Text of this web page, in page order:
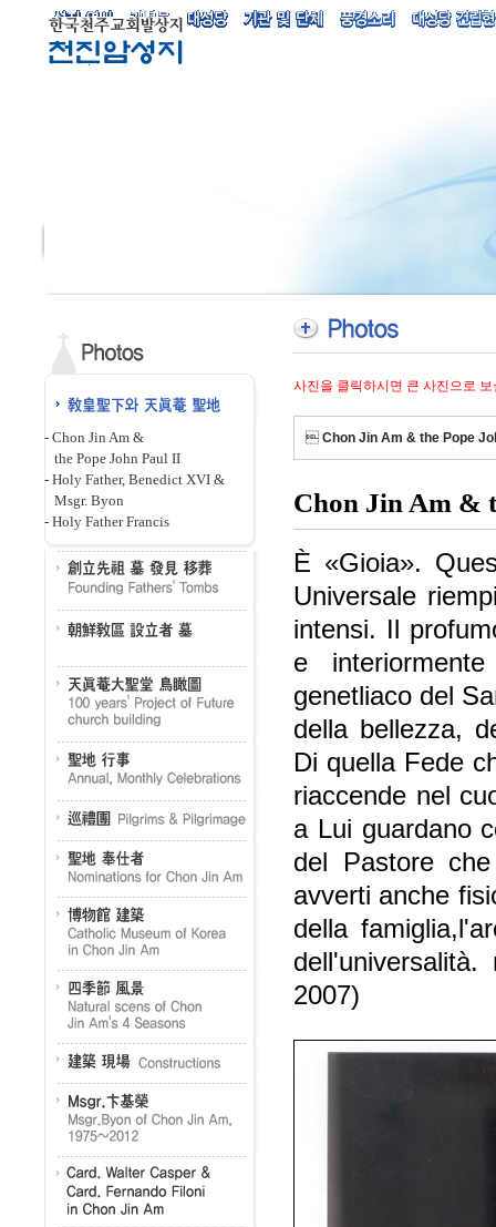
- Chon Jin Am &
the Pope John Paul II
- Holy Father, Benedict XVI &
Msgr. Byon
- Holy Father Francis
사진을 클릭하시면 큰 사진으로
 Chon Jin Am & the Pope
Chon Jin Am &
È «Gioia».
Universale
intensi. Il
e
genetliaco del
della bellezza,
Di quella Fede
riaccende nel
a Lui guardano
del Pastore
avverti anche
della
2007)